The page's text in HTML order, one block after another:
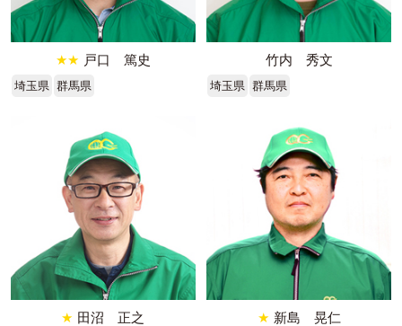
★★ 戸口 篤史
埼玉県 群馬県
竹内 秀文
埼玉県 群馬県
★ 田沼 正之 ★ 新島 晃仁